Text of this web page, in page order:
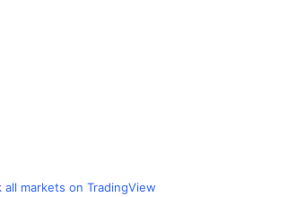
all markets on TradingView